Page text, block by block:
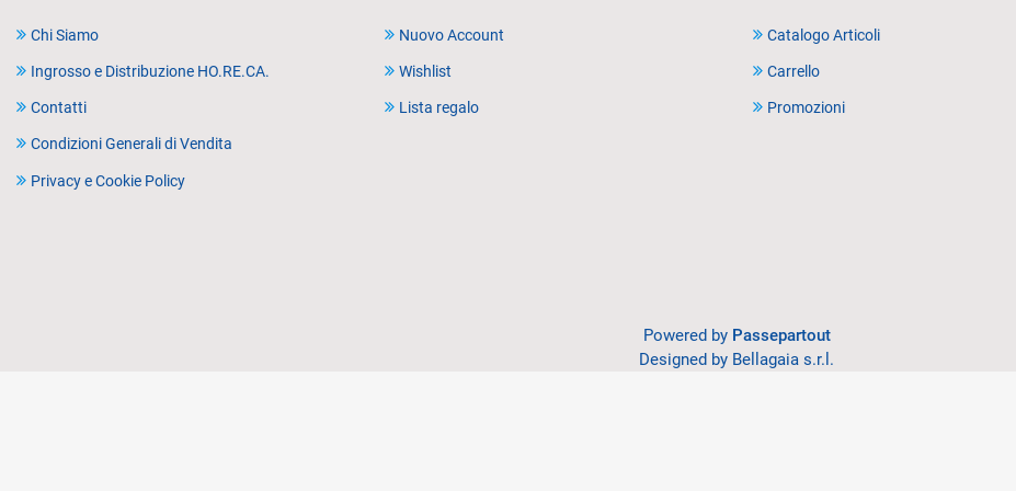
Chi Siamo
Ingrosso e Distribuzione HO.RE.CA.
Contatti
Condizioni Generali di Vendita
Privacy e Cookie Policy
Nuovo Account
Wishlist
Lista regalo
Catalogo Articoli
Carrello
Promozioni
Powered by Passepartout
Designed by Bellagaia s.r.l.